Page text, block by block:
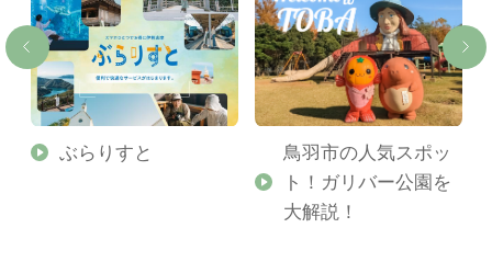
ぶらりすと
鳥羽市の人気スポッ
ト！ガリバー公園を
大解説！